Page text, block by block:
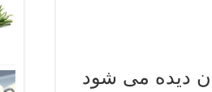
دیده می شود